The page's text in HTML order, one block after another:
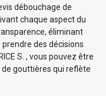
débouchage de
chaque aspect du
éliminant
des décisions
S. , vous pouvez être
gouttières qui reflète